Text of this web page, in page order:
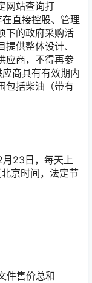
网站查询打
直接控股、管理
下的政府采购活
供整体设计、
应商，不得再参
商具有有效期内
包括柴油（带有
23日，每天上
京时间，法定节
件售价总和